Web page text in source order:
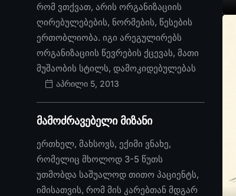
რომ ვთქვათ, არის ორგანიზაციის
ღირებულებების, ნორმების, წესების
ერთობლიობა. იგი არეგულირებს
ორგანიზაციის წევრების ქცევას, მათი
მუშაობის სტილს, დამოკიდებულებას
აპრილი 5, 2013
მამოძრავებელი მიზანი
ერთხელ, მახსოვს, ექიმი ვნახე,
რომელიც მხოლოდ 3-5 წუთს
უთმობდა საშუალოდ თითო პაციენტს,
იმისათვის, რომ მის კარებთან მდგარ